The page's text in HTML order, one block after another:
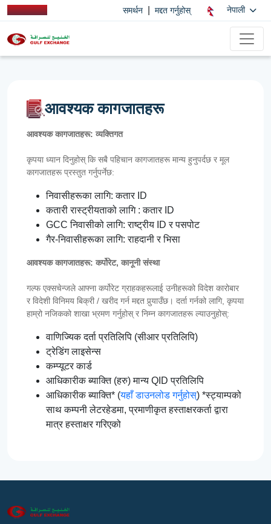
समर्थन मद्दत गर्नुहोस् नेपाली
आवश्यक कागजातहरू
आवश्यक कागजातहरू: व्यक्तिगत
कृपया ध्यान दिनुहोस् कि सबै पहिचान कागजातहरू मान्य हुनुपर्दछ र मूल
कागजातहरू प्रस्तुत गर्नुपर्नेछ:
निवासीहरूका लागि: कतार ID
कतारी रास्ट्रीयताको लागि : कतार ID
GCC निवासीको लागि: राष्ट्रीय ID र पसपोट
गैर-निवासीहरूका लागि: राहदानी र भिसा
आवश्यक कागजातहरू: कर्पोरेट, कानूनी संस्था
गल्फ एक्सचेन्जले आफ्ना कर्पोरेट ग्राहकहरूलाई उनीहरूको विदेश कारोबार
र विदेशी विनिमय बिक्री / खरीद गर्न मद्दत पुर्‍याउँछ। दर्ता गर्नको लागि, कृपया
हाम्रो नजिकको शाखा भ्रमण गर्नुहोस् र निम्न कागजातहरू ल्याउनुहोस्:
वाणिज्यिक दर्ता प्रतिलिपि (सीआर प्रतिलिपि)
ट्रेडिंग लाइसेन्स
कम्प्यूटर कार्ड
आधिकारीक ब्याक्ति (हरु) मान्य QID प्रतिलिपि
आधिकारीक ब्याक्ति* (यहाँ डाउनलोड गर्नुहोस्) *स्ट्याम्पको
साथ कम्पनी लेटरहेडमा, प्रमाणीकृत हस्ताक्षरकर्ता द्वारा
मात्र हस्ताक्षर गरिएको